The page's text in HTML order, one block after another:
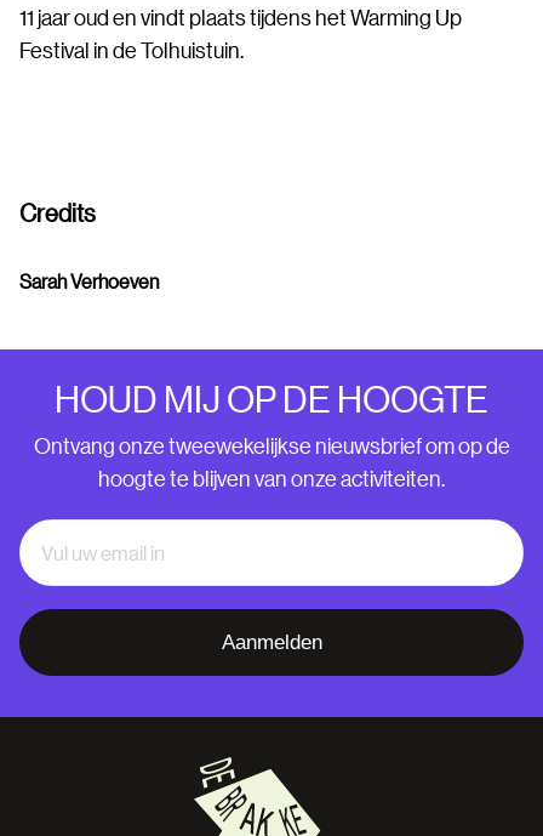
11 jaar oud en vindt plaats tijdens het Warming Up
Festival in de Tolhuistuin.
Credits
Sarah Verhoeven
HOUD MIJ OP DE HOOGTE
Ontvang onze tweewekelijkse nieuwsbrief om op de
hoogte te blijven van onze activiteiten.
Aanmelden